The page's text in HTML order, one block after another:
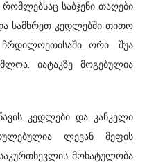
საბჯენი თაღები
სამხრეთ კედლებში თითო
ორი, შუა
იატაკზე მოგებულია
კედლები და კანკელი
ლევან მეფის
მოხატულობა